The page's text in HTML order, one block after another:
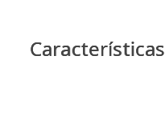
Características